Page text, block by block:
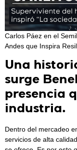
Carlos Páez en el
Andes que Inspira
Una
surge
presencia
industria.
Dentro del mercadeo
servicios de alta